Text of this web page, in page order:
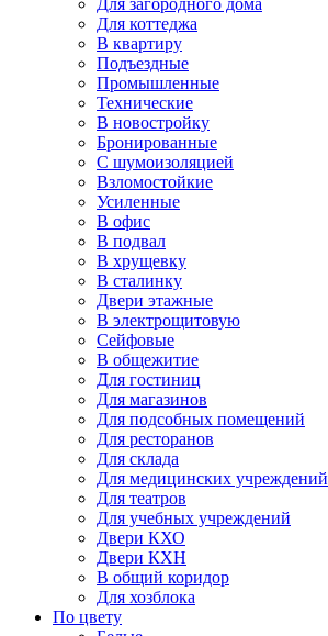
Для загородного дома
Для коттеджа
В квартиру
Подъездные
Промышленные
Технические
В новостройку
Бронированные
С шумоизоляцией
Взломостойкие
Усиленные
В офис
В подвал
В хрущевку
В сталинку
Двери этажные
В электрощитовую
Сейфовые
В общежитие
Для гостиниц
Для магазинов
Для подсобных помещений
Для ресторанов
Для склада
Для медицинских учреждений
Для театров
Для учебных учреждений
Двери КХО
Двери КХН
В общий коридор
Для хозблока
По цвету